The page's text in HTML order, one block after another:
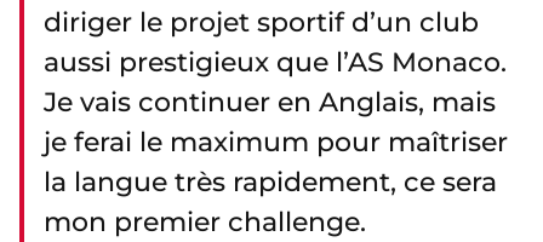
diriger le projet sportif d’un club
aussi prestigieux que l’AS Monaco.
Je vais continuer en Anglais, mais
je ferai le maximum pour maîtriser
la langue très rapidement, ce sera
mon premier challenge.